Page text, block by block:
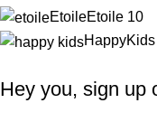
EtoileEtoile 10
Hey you, sign up